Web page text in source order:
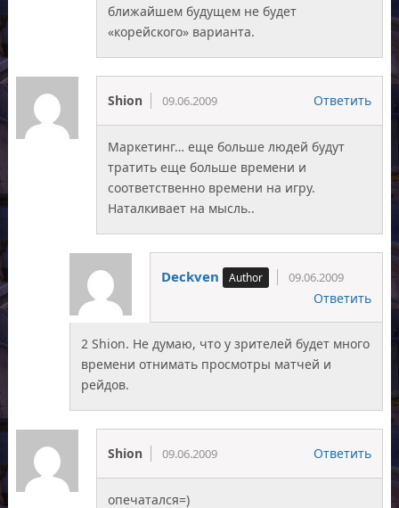
ближайшем будущем не будет
«корейского» варианта.
Shion 09.06.2009 Ответить
Маркетинг… еще больше людей будут
тратить еще больше времени и
соответственно времени на игру.
Наталкивает на мысль..
Deckven 09.06.2009
Ответить
2 Shion. Не думаю, что у зрителей будет много
времени отнимать просмотры матчей и
рейдов.
Shion 09.06.2009 Ответить
опечатался=)